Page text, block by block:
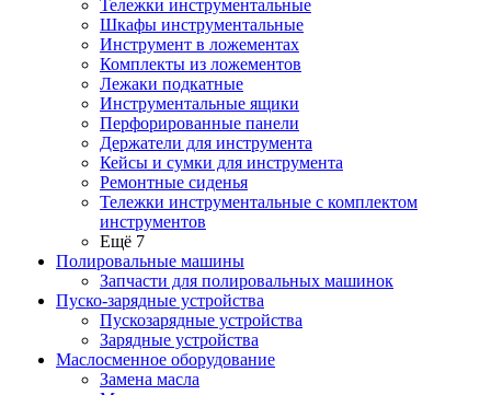
Тележки инструментальные
Шкафы инструментальные
Инструмент в ложементах
Комплекты из ложементов
Лежаки подкатные
Инструментальные ящики
Перфорированные панели
Держатели для инструмента
Кейсы и сумки для инструмента
Ремонтные сиденья
Тележки инструментальные с комплектом
инструментов
Ещё 7
Полировальные машины
Запчасти для полировальных машинок
Пуско-зарядные устройства
Пускозарядные устройства
Зарядные устройства
Маслосменное оборудование
Замена масла